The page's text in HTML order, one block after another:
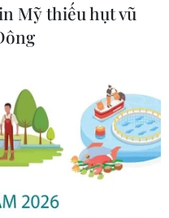
Mỹ thiếu hụt vũ